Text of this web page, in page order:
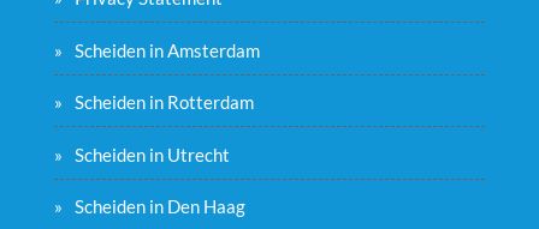
Scheiden in Amsterdam
Scheiden in Rotterdam
Scheiden in Utrecht
Scheiden in Den Haag